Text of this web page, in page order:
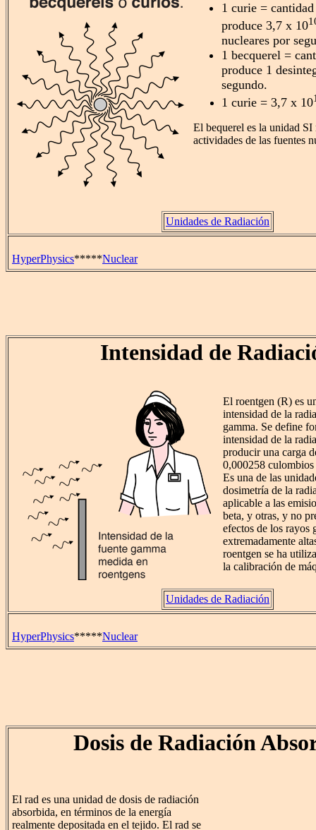
1 curie =
produce 3,7 x 10
nucleares por
1 becquerel =
produce 1
segundo.
1 curie = 3,7 x 10
El bequerel es la unidad SI
actividades de las fuentes
Unidades de Radiación
HyperPhysics*****Nuclear
Intensidad de
El roentgen (R) es
intensidad de la
gamma. Se define
intensidad de la
producir una carga
0,000258
Es una de las
dosimetría de la
aplicable a las
beta, y otras, y no
efectos de los rayos
extremadamente
roentgen se ha
la calibración de
Unidades de Radiación
HyperPhysics*****Nuclear
Dosis de Radiación
El rad es una unidad de dosis de radiación
absorbida, en términos de la energía
realmente depositada en el tejido. El rad se